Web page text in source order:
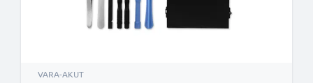
VARA-AKUT